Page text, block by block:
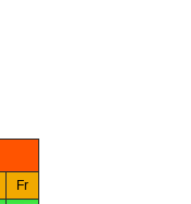
Fr